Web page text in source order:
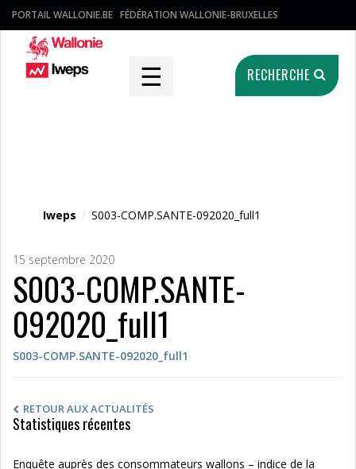
PORTAIL WALLONIE.BE FÉDÉRATION WALLONIE-BRUXELLES
☰ RECHERCHE
Iweps / S003-COMP.SANTE-092020_full1
15 septembre 2020
S003-COMP.SANTE-
092020_full1
S003-COMP.SANTE-092020_full1
RETOUR AUX ACTUALITÉS
Statistiques récentes
Enquête auprès des consommateurs wallons – indice de la